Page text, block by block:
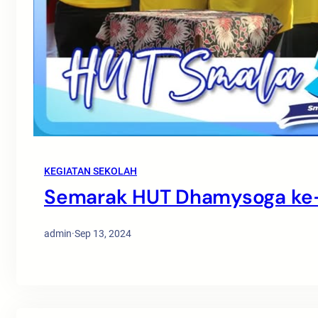
KEGIATAN SEKOLAH
Semarak HUT Dhamysoga
admin·Sep 13, 2024